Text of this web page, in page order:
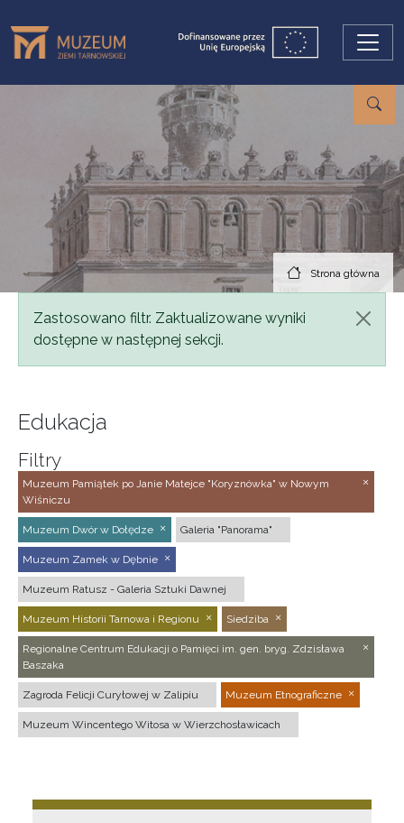
Strona główna
Komunikat
Zastosowano filtr. Zaktualizowane wyniki
dostępne w następnej sekcji.
Edukacja
Filtry
Muzeum Pamiątek po Janie Matejce "Koryznówka" w Nowym
Wiśniczu
Muzeum Dwór w Dołędze Galeria "Panorama"
Muzeum Zamek w Dębnie
Muzeum Ratusz - Galeria Sztuki Dawnej
Muzeum Historii Tarnowa i Regionu Siedziba
Regionalne Centrum Edukacji o Pamięci im. gen. bryg. Zdzisława
Baszaka
Zagroda Felicji Curyłowej w Zalipiu Muzeum Etnograficzne
Muzeum Wincentego Witosa w Wierzchosławicach